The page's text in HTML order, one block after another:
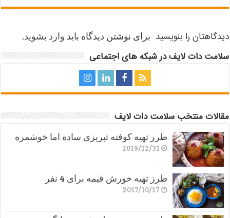
دیدگاهتان را بنویسید برای نوشتن دیدگاه باید وارد بشوید.
سلامت دات لایف در شبکه های اجتماعی
مقالات منتخب سلامت دات لایف
طرز تهیه کوفته تبریزی ساده اما خوشمزه
2019/12/31
طرز تهیه خورش قیمه برای 4 نفر
2017/10/17